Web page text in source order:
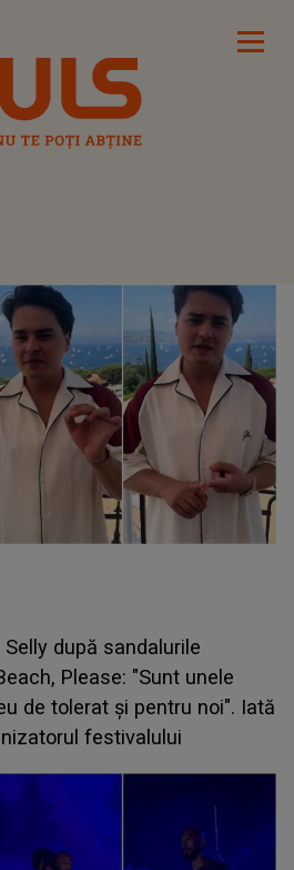
după sandalurile
Please: "Sunt unele
de tolerat și pentru noi". Iată
festivalului